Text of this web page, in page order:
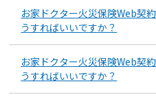
お家ドクター火災保険Web契
うすればいいですか？
お家ドクター火災保険Web契
うすればいいですか？